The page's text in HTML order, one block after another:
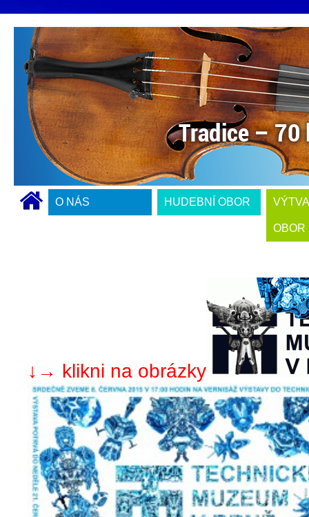
O NÁS HUDEBNÍ OBOR
OBOR
↓→ klikni na obrázky